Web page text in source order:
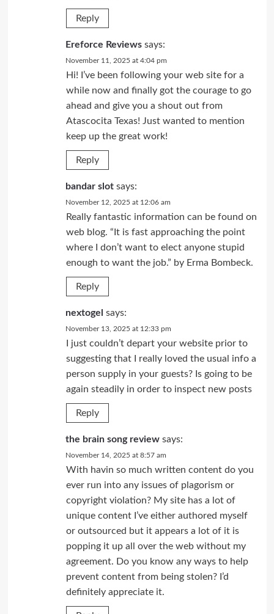
Reply
Ereforce Reviews says:
November 11, 2025 at 4:04 pm
Hi! I’ve been following your web site for a
while now and finally got the courage to go
ahead and give you a shout out from
Atascocita Texas! Just wanted to mention
keep up the great work!
Reply
bandar slot says:
November 12, 2025 at 12:06 am
Really fantastic information can be found on
web blog. “It is fast approaching the point
where I don’t want to elect anyone stupid
enough to want the job.” by Erma Bombeck.
Reply
nextogel says:
November 13, 2025 at 12:33 pm
I just couldn’t depart your website prior to
suggesting that I really loved the usual info a
person supply in your guests? Is going to be
again steadily in order to inspect new posts
Reply
the brain song review says:
November 14, 2025 at 8:57 am
With havin so much written content do you
ever run into any issues of plagorism or
copyright violation? My site has a lot of
unique content I’ve either authored myself
or outsourced but it appears a lot of it is
popping it up all over the web without my
agreement. Do you know any ways to help
prevent content from being stolen? I’d
definitely appreciate it.